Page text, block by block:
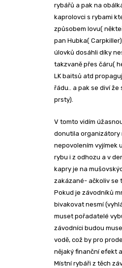
rybářů a pak na
kaprolovci s rybami
způsobem lovu(
pan Hubka(
úlovků dosáhli díky
takzvaně přes čáru(
LK baitsů atd
řádu.. a pak se diví
prsty).
V tomto vidím
donutila organizátory
nepovolením vyjímek
rybu i z odhozu a v
kapry je na
zakázané- ačkoliv se
Pokud je závodníků
bivakovat nesmí
muset pořadatelé
závodníci budou
vodě, což by pro
nějaký finanční efekt
Místní rybáři z těch